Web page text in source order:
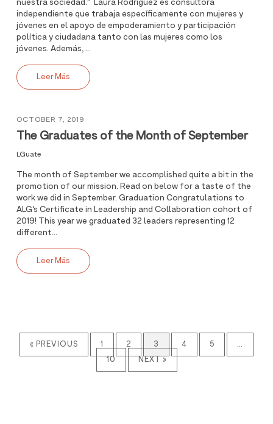
nuestra sociedad.” Laura Rodriguez es consultora
independiente que trabaja específicamente con mujeres y
jóvenes en el apoyo de empoderamiento y participación
política y ciudadana tanto con las mujeres como los
jóvenes. Además, ...
Leer Más
OCTOBER 7, 2019
The Graduates of the Month of September
LGuate
The month of September we accomplished quite a bit in the
promotion of our mission. Read on below for a taste of the
work we did in September. Graduation Congratulations to
ALG’s Certificate in Leadership and Collaboration cohort of
2019! This year we graduated 32 leaders representing 12
different...
Leer Más
« PREVIOUS 1 2 3 4 5
…
10
NEXT »